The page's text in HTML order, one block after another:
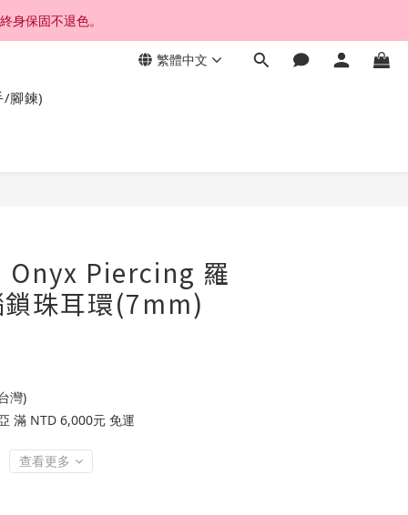
身保固不退色。
繁體中文
/腳鍊)
Onyx Piercing 羅
珠耳環(7mm)
灣)
滿 NTD 6,000元 免運
查看更多